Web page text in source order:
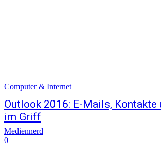
Computer & Internet
Outlook 2016: E-Mails, Kontakte
im Griff
Mediennerd
0